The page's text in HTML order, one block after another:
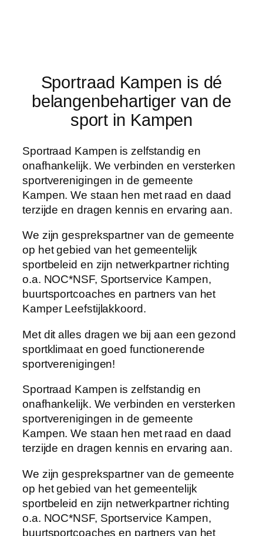
Sportraad Kampen is dé
belangenbehartiger van de
sport in Kampen
Sportraad Kampen is zelfstandig en
onafhankelijk. We verbinden en versterken
sportverenigingen in de gemeente
Kampen. We staan hen met raad en daad
terzijde en dragen kennis en ervaring aan.
We zijn gesprekspartner van de gemeente
op het gebied van het gemeentelijk
sportbeleid en zijn netwerkpartner richting
o.a. NOC*NSF, Sportservice Kampen,
buurtsportcoaches en partners van het
Kamper Leefstijlakkoord.
Met dit alles dragen we bij aan een gezond
sportklimaat en goed functionerende
sportverenigingen!
Sportraad Kampen is zelfstandig en
onafhankelijk. We verbinden en versterken
sportverenigingen in de gemeente
Kampen. We staan hen met raad en daad
terzijde en dragen kennis en ervaring aan.
We zijn gesprekspartner van de gemeente
op het gebied van het gemeentelijk
sportbeleid en zijn netwerkpartner richting
o.a. NOC*NSF, Sportservice Kampen,
buurtsportcoaches en partners van het